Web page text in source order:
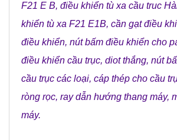
F21 E B, điều khiển tù xa cầu truc
khiển tù xa F21 E1B, cần gạt điều
điều khiển, nút bấm điều khiển cho
điều khiển cầu trục, diot thắng, nút
cầu trục các loại, cáp thép cho cầu
ròng rọc, ray dẫn hướng thang máy,
máy.